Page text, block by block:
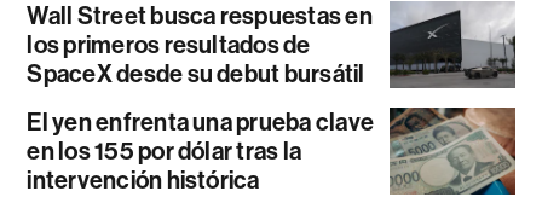
Wall Street busca respuestas en
los primeros resultados de
SpaceX desde su debut bursátil
El yen enfrenta una prueba clave
en los 155 por dólar tras la
intervención histórica